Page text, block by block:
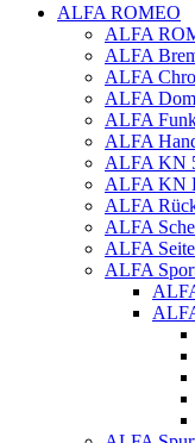
ALFA ROMEO
ALFA
ALFA
ALFA
ALFA
ALFA
ALFA
ALFA KN
ALFA KN
ALFA
ALFA
ALFA
ALFA